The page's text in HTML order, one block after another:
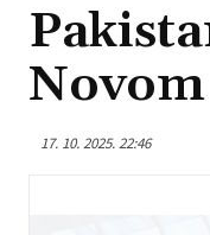
17. 10. 2025. 22:46